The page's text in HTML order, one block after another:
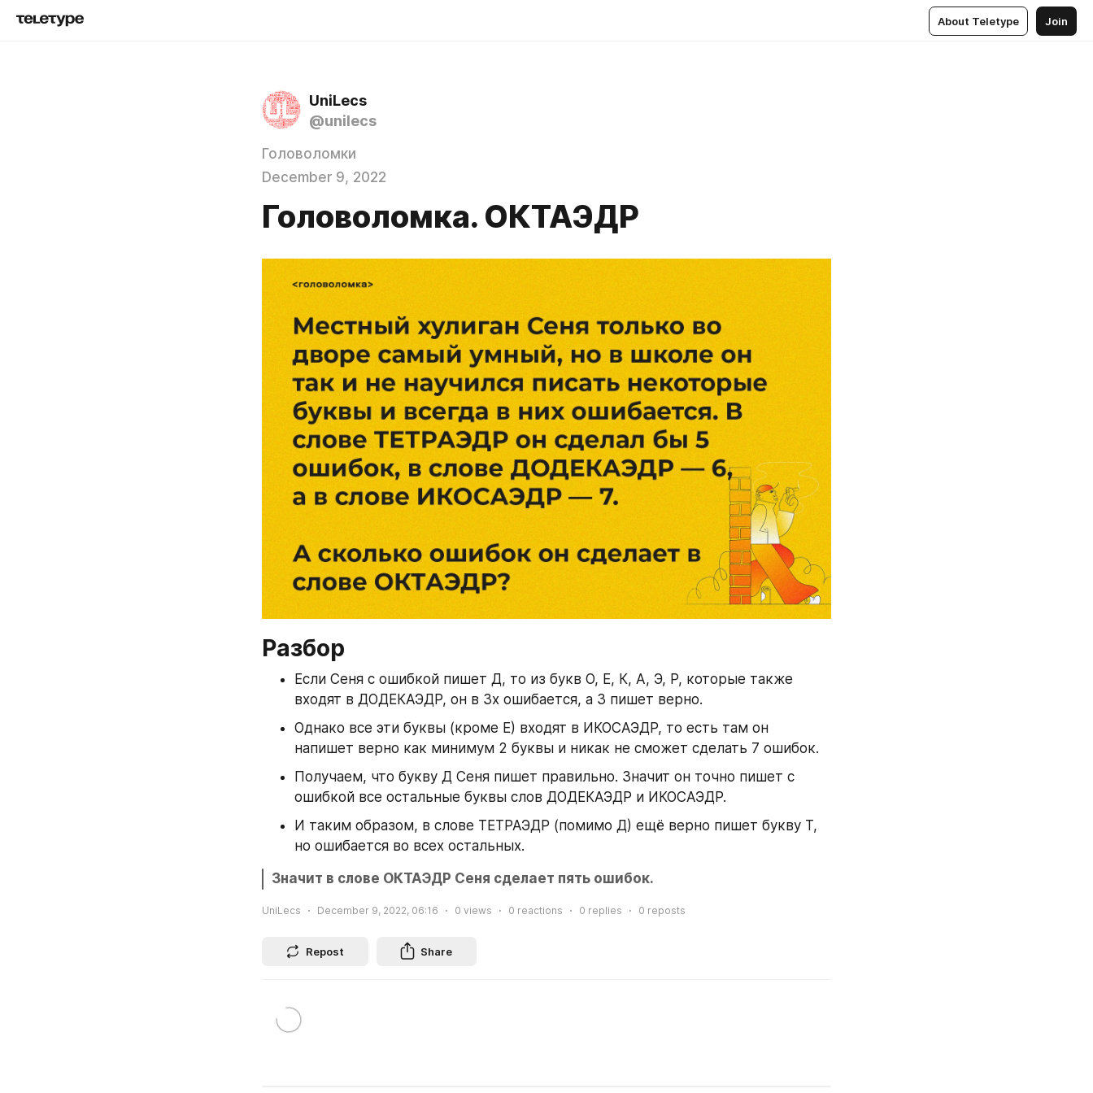
About Teletype Join
UniLecs
@unilecs
Головоломки
December 9, 2022
Головоломка. ОКТАЭДР
Разбор
Если Сеня с ошибкой пишет Д, то из букв О, Е, К, А, Э, Р, которые также
входят в ДОДЕКАЭДР, он в 3х ошибается, а 3 пишет верно.
Однако все эти буквы (кроме Е) входят в ИКОСАЭДР, то есть там он
напишет верно как минимум 2 буквы и никак не сможет сделать 7 ошибок.
Получаем, что букву Д Сеня пишет правильно. Значит он точно пишет с
ошибкой все остальные буквы слов ДОДЕКАЭДР и ИКОСАЭДР.
И таким образом, в слове ТЕТРАЭДР (помимо Д) ещё верно пишет букву Т,
но ошибается во всех остальных.
Значит в слове ОКТАЭДР Сеня сделает пять ошибок.
UniLecs December 9, 2022, 06:16 0 views 0 reactions 0 replies 0 reposts
Repost Share